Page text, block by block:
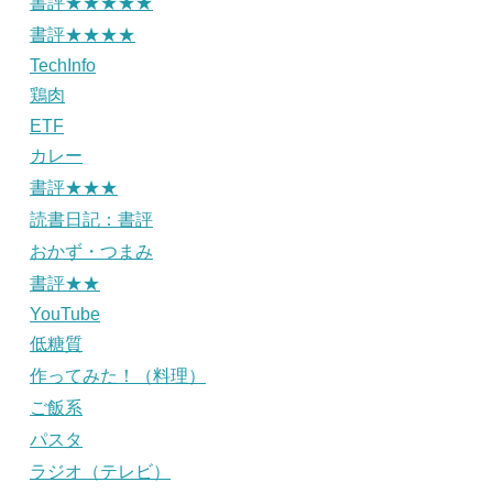
書評★★★★
TechInfo
鶏肉
ETF
カレー
書評★★★
読書日記：書評
おかず・つまみ
書評★★
YouTube
低糖質
作ってみた！（料理）
ご飯系
パスタ
ラジオ（テレビ）